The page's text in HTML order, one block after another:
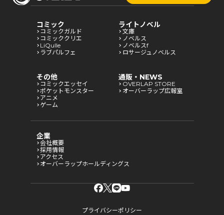
コミック
コミックガルド
コミッククリエ
LiQulle
ラブパルフェ
ライトノベル
文庫
ノベルス
ノベルスf
ロサージュノベルス
その他
コミックエッセイ
ポケットモンスター
アニメ
ゲーム
通販・NEWS
OVERLAP STORE
オーバーラップ広報室
企業
会社概要
採用情報
アクセス
オーバーラップホールディングス
プライバシーポリシー